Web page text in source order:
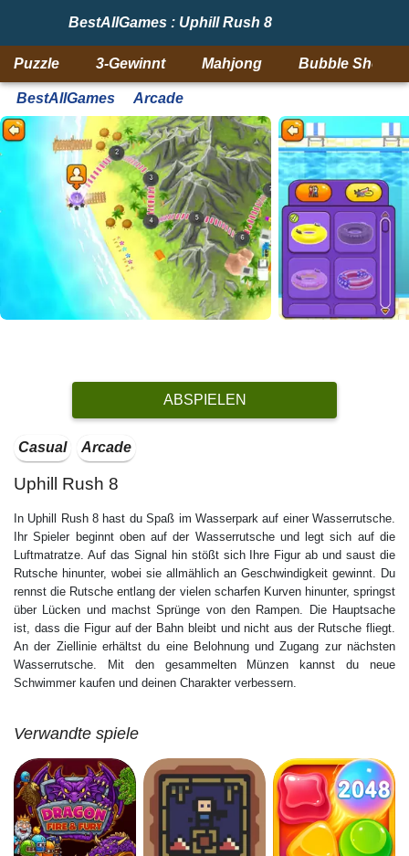
BestAllGames : Uphill Rush 8
Puzzle 3-Gewinnt Mahjong Bubble Shooter
BestAllGames Arcade
ABSPIELEN
Casual Arcade
Uphill Rush 8
In Uphill Rush 8 hast du Spaß im Wasserpark auf einer Wasserrutsche.
Ihr Spieler beginnt oben auf der Wasserrutsche und legt sich auf die
Luftmatratze. Auf das Signal hin stößt sich Ihre Figur ab und saust die
Rutsche hinunter, wobei sie allmählich an Geschwindigkeit gewinnt. Du
rennst die Rutsche entlang der vielen scharfen Kurven hinunter, springst
über Lücken und machst Sprünge von den Rampen. Die Hauptsache
ist, dass die Figur auf der Bahn bleibt und nicht aus der Rutsche fliegt.
An der Ziellinie erhältst du eine Belohnung und Zugang zur nächsten
Wasserrutsche. Mit den gesammelten Münzen kannst du neue
Schwimmer kaufen und deinen Charakter verbessern.
Verwandte spiele